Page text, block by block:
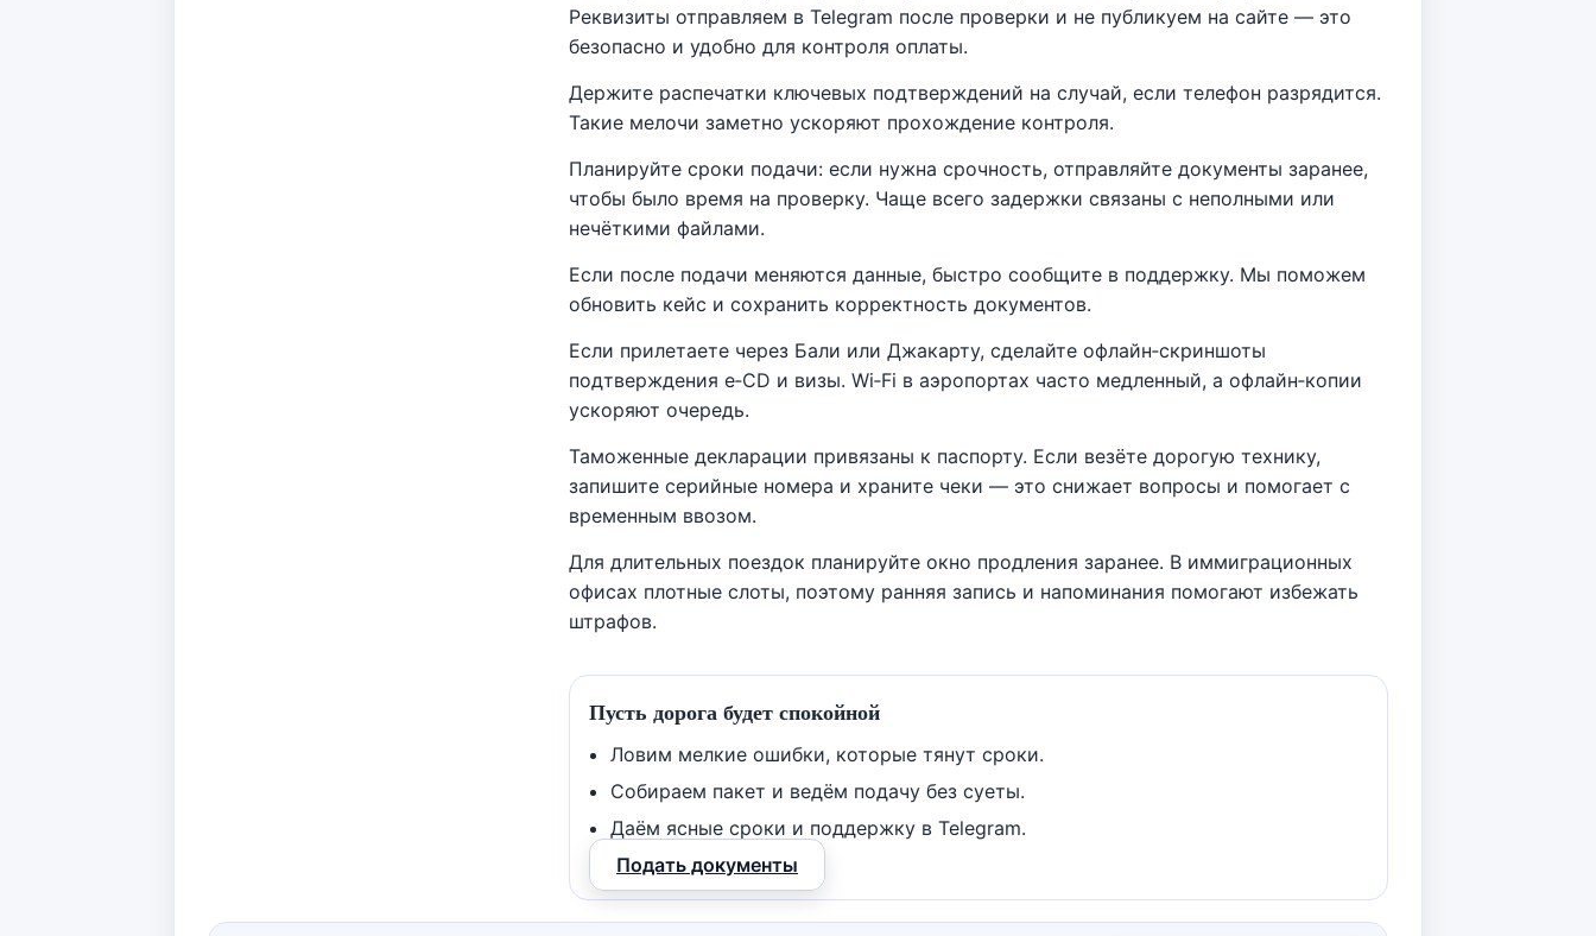
Реквизиты отправляем в Telegram после проверки и не публикуем на сайте — это
безопасно и удобно для контроля оплаты.
Держите распечатки ключевых подтверждений на случай, если телефон разрядится.
Такие мелочи заметно ускоряют прохождение контроля.
Планируйте сроки подачи: если нужна срочность, отправляйте документы заранее,
чтобы было время на проверку. Чаще всего задержки связаны с неполными или
нечёткими файлами.
Если после подачи меняются данные, быстро сообщите в поддержку. Мы поможем
обновить кейс и сохранить корректность документов.
Если прилетаете через Бали или Джакарту, сделайте офлайн‑скриншоты
подтверждения e‑CD и визы. Wi‑Fi в аэропортах часто медленный, а офлайн‑копии
ускоряют очередь.
Таможенные декларации привязаны к паспорту. Если везёте дорогую технику,
запишите серийные номера и храните чеки — это снижает вопросы и помогает с
временным ввозом.
Для длительных поездок планируйте окно продления заранее. В иммиграционных
офисах плотные слоты, поэтому ранняя запись и напоминания помогают избежать
штрафов.
Пусть дорога будет спокойной
Ловим мелкие ошибки, которые тянут сроки.
Собираем пакет и ведём подачу без суеты.
Даём ясные сроки и поддержку в Telegram.
Подать документы